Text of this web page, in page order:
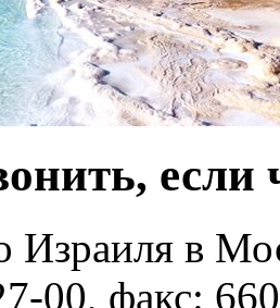
если
Израиля в
00, факс: